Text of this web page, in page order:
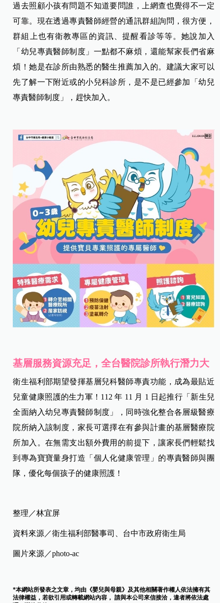
過去照顧小孩有問題不知道要問誰，上網查也覺得不一定
可靠。現在透過專責醫師經營的通訊群組詢問，很方便，
群組上也有衛教專區的資訊、提醒看診等等。她說加入
「幼兒專責醫師制度」一點都不麻煩，還能幫家長們省麻
煩！她是在診所由熟悉的醫生推薦加入的。建議大家可以
先了解一下附近或的小兒科診所，是不是已經參加「幼兒
專責醫師制度」，趕快加入。
基層服務資源充足，全台醫院診所執行潛力大
衛生福利部期望發揮基層兒科醫師專責功能，成為最貼近
兒童健康照護的生力軍！112 年 11 月 1 日起推行「新生兒
全面納入幼兒專責醫師制度」，同時強化整合各層級醫療
院所納入該制度，家長可選擇在有參與計畫的基層醫療院
所加入。在無需支出額外費用的前提下，讓家長們輕鬆找
到專為寶寶量身打造「個人化健康管理」的專責醫師與團
隊，優化每個孩子的健康照護！
整理／林宜屏
資料來源／衛生福利部醫事司、台中市政府衛生局
圖片來源／photo-ac
*本網站所發表之文章，均由《嬰兒與母親》及其他相關著作權人依法擁有其
法律權益，若欲引用或轉載網站內容， 請與本公司來信接洽，違者將依法處